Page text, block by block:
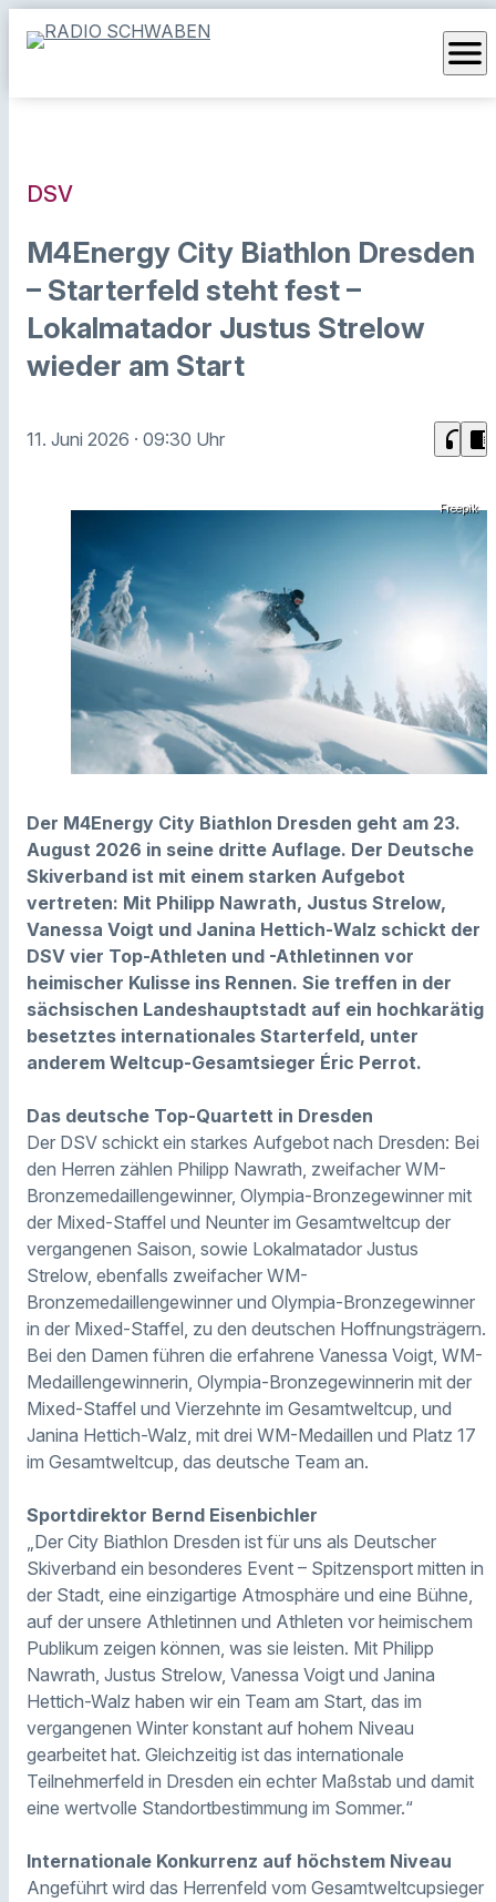
menu
DSV
M4Energy City Biathlon Dresden
– Starterfeld steht fest –
Lokalmatador Justus Strelow
wieder am Start
11. Juni 2026 · 09:30 Uhr headphones chrome_reader_mode
Freepik
Der M4Energy City Biathlon Dresden geht am 23.
August 2026 in seine dritte Auflage. Der Deutsche
Skiverband ist mit einem starken Aufgebot
vertreten: Mit Philipp Nawrath, Justus Strelow,
Vanessa Voigt und Janina Hettich-Walz schickt der
DSV vier Top-Athleten und -Athletinnen vor
heimischer Kulisse ins Rennen. Sie treffen in der
sächsischen Landeshauptstadt auf ein hochkarätig
besetztes internationales Starterfeld, unter
anderem Weltcup-Gesamtsieger Éric Perrot.
Das deutsche Top-Quartett in Dresden
Der DSV schickt ein starkes Aufgebot nach Dresden: Bei
den Herren zählen Philipp Nawrath, zweifacher WM-
Bronzemedaillengewinner, Olympia-Bronzegewinner mit
der Mixed-Staffel und Neunter im Gesamtweltcup der
vergangenen Saison, sowie Lokalmatador Justus
Strelow, ebenfalls zweifacher WM-
Bronzemedaillengewinner und Olympia-Bronzegewinner
in der Mixed-Staffel, zu den deutschen Hoffnungsträgern.
Bei den Damen führen die erfahrene Vanessa Voigt, WM-
Medaillengewinnerin, Olympia-Bronzegewinnerin mit der
Mixed-Staffel und Vierzehnte im Gesamtweltcup, und
Janina Hettich-Walz, mit drei WM-Medaillen und Platz 17
im Gesamtweltcup, das deutsche Team an.
Sportdirektor Bernd Eisenbichler
„Der City Biathlon Dresden ist für uns als Deutscher
Skiverband ein besonderes Event – Spitzensport mitten in
der Stadt, eine einzigartige Atmosphäre und eine Bühne,
auf der unsere Athletinnen und Athleten vor heimischem
Publikum zeigen können, was sie leisten. Mit Philipp
Nawrath, Justus Strelow, Vanessa Voigt und Janina
Hettich-Walz haben wir ein Team am Start, das im
vergangenen Winter konstant auf hohem Niveau
gearbeitet hat. Gleichzeitig ist das internationale
Teilnehmerfeld in Dresden ein echter Maßstab und damit
eine wertvolle Standortbestimmung im Sommer.“
Internationale Konkurrenz auf höchstem Niveau
Angeführt wird das Herrenfeld vom Gesamtweltcupsieger